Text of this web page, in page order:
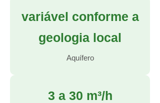
variável conforme a
geologia local
Aquífero
3 a 30 m³/h